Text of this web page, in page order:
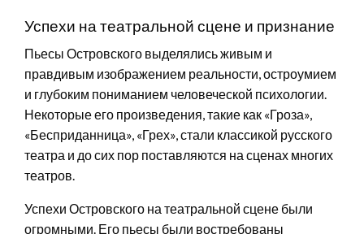
Успехи на театральной сцене и признание
Пьесы Островского выделялись живым и
правдивым изображением реальности, остроумием
и глубоким пониманием человеческой психологии.
Некоторые его произведения, такие как «Гроза»,
«Бесприданница», «Грех», стали классикой русского
театра и до сих пор поставляются на сценах многих
театров.
Успехи Островского на театральной сцене были
огромными. Его пьесы были востребованы